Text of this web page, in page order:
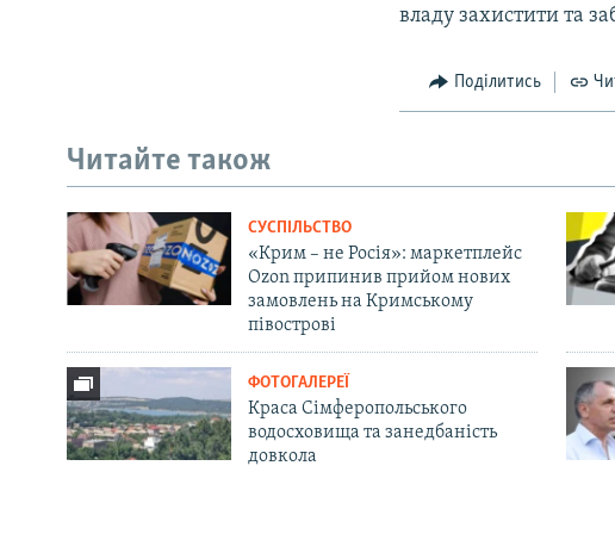
владу захистити та
Поділитись
Читайте також
СУСПІЛЬСТВО
«Крим – не Росія»: маркетплейс
Ozon припинив прийом нових
замовлень на Кримському
півострові
ФОТОГАЛЕРЕЇ
Краса Сімферопольського
водосховища та занедбаність
довкола